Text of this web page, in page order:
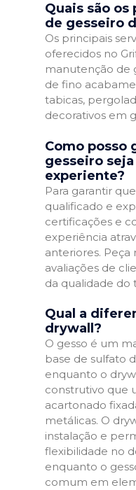
Quais são
de gesseiro
Os principais
oferecidos no
manutenção de
de fino
tabicas,
decorativos em
Como posso
gesseiro
experiente?
Para garantir
qualificado e
certificações e
experiência
anteriores. Peça
avaliações de
da qualidade do
Qual a
drywall?
O gesso é um
base de sulfato
enquanto o
construtivo que
acartonado
metálicas. O
instalação e
flexibilidade no
enquanto o
comum em